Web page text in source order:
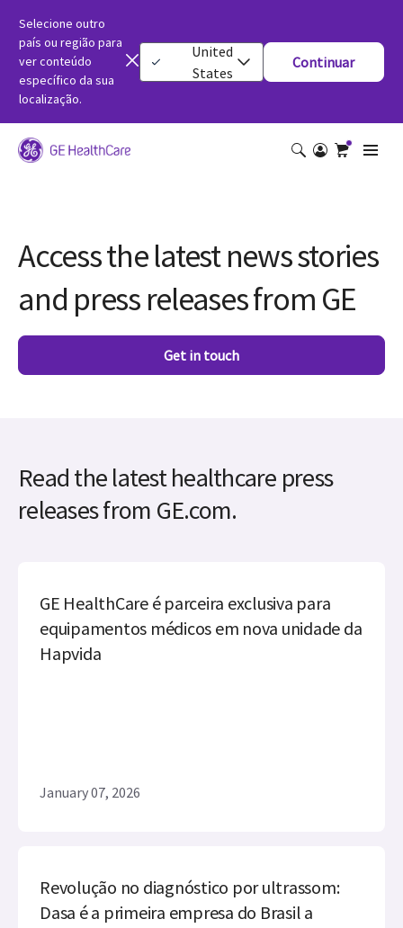
Selecione outro
país ou região para
ver conteúdo
específico da sua
localização.
United
States
Continuar
Access the latest news stories
and press releases from GE
Get in touch
Read the latest healthcare press
releases from GE.com.
GE HealthCare é parceira exclusiva para
equipamentos médicos em nova unidade da
Hapvida
January 07, 2026
Revolução no diagnóstico por ultrassom:
Dasa é a primeira empresa do Brasil a